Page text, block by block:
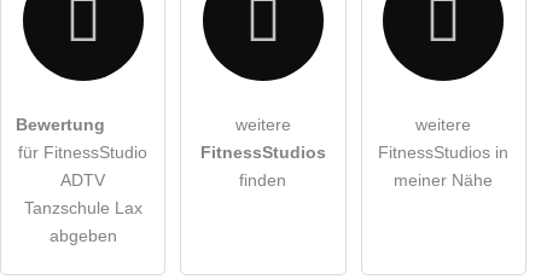
DieDatenschutzerklärunghabe ich zur Kenntnis genommen.
öffentliche Frage stellen
Bewertung
für FitnessStudio
ADTV
Tanzschule Lax
abgeben
weitere
FitnessStudios
finden
weitere
FitnessStudios in
meiner Nähe